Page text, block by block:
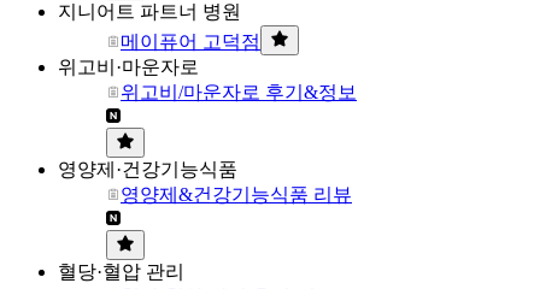
지니어트 파트너 병원
메이퓨어 고덕점
위고비·마운자로
위고비/마운자로 후기&정보
영양제·건강기능식품
영양제&건강기능식품 리뷰
혈당·혈압 관리